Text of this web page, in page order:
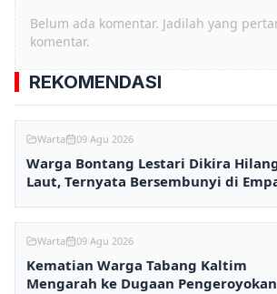
Belum ada komentar. Jadilah yang
komentar.
REKOMENDASI
Warta 09 Agu 2026
Warga Bontang Lestari Dikira
Laut, Ternyata Bersembunyi di
Warta 09 Agu 2026
Kematian Warga Tabang Kaltim
Mengarah ke Dugaan Pengeroyokan